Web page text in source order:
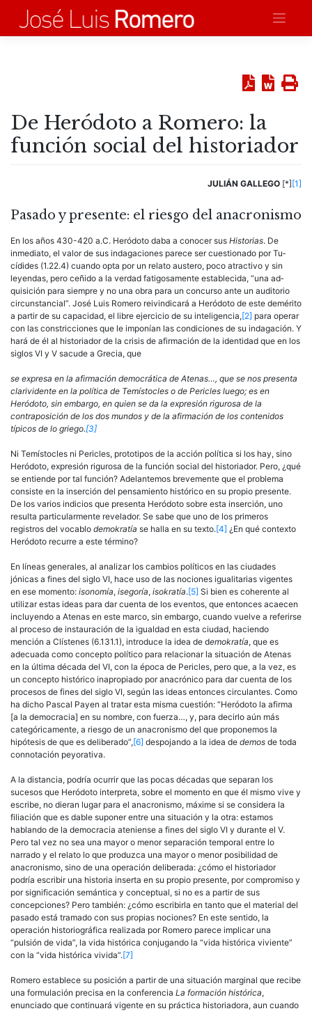
contenido
De Heródoto a Romero: la
función social del historiador
JULIÁN GALLEGO [*][1]
Pasado y presente: el riesgo del anacronismo
En los años 430-420 a.C. Heródoto daba a conocer sus Historias. De
inmediato, el valor de sus indagaciones parece ser cuestionado por Tu­
cídides (1.22.4) cuando opta por un relato austero, poco atractivo y sin
leyendas, pero ceñido a la verdad fatigosamente establecida, “una ad­
quisición para siempre y no una obra para un concurso ante un audito­rio
circunstancial”. José Luis Romero reivindicará a Heródoto de este demérito
a partir de su capacidad, el libre ejercicio de su inteligencia,[2] para operar
con las constricciones que le imponían las condiciones de su indagación. Y
hará de él al historiador de la crisis de afirmación de la identidad que en los
siglos VI y V sacude a Grecia, que
se expresa en la afirmación democrática de Atenas…, que se nos presenta
clarividente en la política de Temístocles o de Pericles luego; es en
Heródoto, sin embargo, en quien se da la expresión rigurosa de la
contraposición de los dos mundos y de la afirmación de los contenidos
típicos de lo griego.[3]
Ni Temístocles ni Pericles, prototipos de la acción política si los hay, sino
Heródoto, expresión rigurosa de la función social del historiador. Pero, ¿qué
se entiende por tal función? Adelantemos brevemente que el problema
consiste en la inserción del pensamiento histórico en su propio presente.
De los varios indicios que presenta Heródoto sobre esta inserción, uno
resulta particularmente revelador. Se sabe que uno de los primeros
registros del vocablo demokratía se halla en su texto.[4] ¿En qué contexto
Heródoto recurre a este término?
En líneas generales, al analizar los cambios políticos en las ciuda­des
jónicas a fines del siglo VI, hace uso de las nociones igualitarias vigentes
en ese momento: isonomía, isegoría, isokratía.[5] Si bien es coherente al
utilizar estas ideas para dar cuenta de los eventos, que entonces acaecen
incluyendo a Atenas en este marco, sin embargo, cuando vuelve a referirse
al proceso de instauración de la igualdad en esta ciudad, haciendo
mención a Clístenes (6.131.1), introduce la idea de demokratía, que es
adecuada como concepto político para relacionar la situación de Atenas
en la última década del VI, con la época de Pe­ricles, pero que, a la vez, es
un concepto histórico inapropiado por ana­crónico para dar cuenta de los
procesos de fines del siglo VI, según las ideas entonces circulantes. Como
ha dicho Pascal Payen al tratar esta misma cuestión: “Heródoto la afirma
[a la democracia] en su nombre, con fuerza…, y, para decirlo aún más
categóricamente, a riesgo de un anacronismo del que proponemos la
hipótesis de que es deliberado”,[6] despojando a la idea de demos de toda
connotación peyorativa.
A la distancia, podría ocurrir que las pocas décadas que separan los
sucesos que Heródoto interpreta, sobre el momento en que él mismo vive y
escribe, no dieran lugar para el anacronismo, máxime si se con­sidera la
filiación que es dable suponer entre una situación y la otra: estamos
hablando de la democracia ateniense a fines del siglo VI y durante el V.
Pero tal vez no sea una mayor o menor separación tem­poral entre lo
narrado y el relato lo que produzca una mayor o menor posibilidad de
anacronismo, sino de una operación deliberada: ¿cómo el historiador
podría escribir una historia inserta en su propio presente, por compromiso y
por significación semántica y conceptual, si no es a partir de sus
concepciones? Pero también: ¿cómo escribirla en tanto que el material del
pasado está tramado con sus propias nociones? En este sentido, la
operación historiográfica realizada por Romero parece implicar una
“pulsión de vida”, la vida histórica conjugando la “vida histórica viviente”
con la “vida histórica vivida”.[7]
Romero establece su posición a partir de una situación marginal que recibe
una formulación precisa en la conferencia La formación históri­ca,
enunciado que continuará vigente en su práctica historiadora, aun cuando